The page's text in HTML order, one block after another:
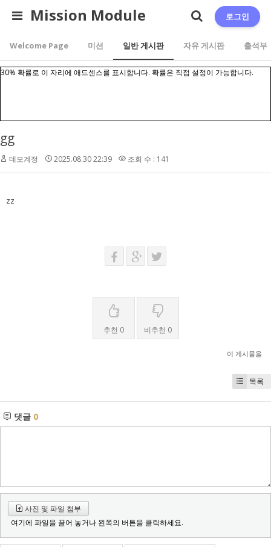
Mission Module
Welcome Page 미션 일반 게시판 자유 게시판 출석부
로그인
30% 확률로 이 자리에 애드센스를 표시합니다. 확률은 직접 설정이 가능합니다.
gg
데모계정 2025.08.30 22:39 조회 수 : 141
zz
추천 0 비추천 0
이 게시물을
목록
댓글 0
사진 및 파일 첨부
여기에 파일을 끌어 놓거나 왼쪽의 버튼을 클릭하세요.